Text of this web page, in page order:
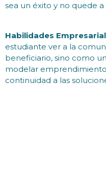
sea un éxito y no quede a
Habilidades
estudiante ver a la
beneficiario, sino como
modelar
continuidad a las